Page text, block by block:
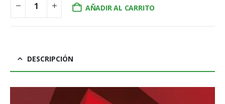
AÑADIR AL CARRITO
DESCRIPCIÓN